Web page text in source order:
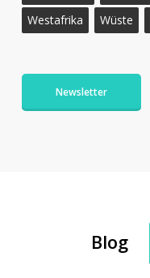
Westafrika
Wüste
Newsletter
Blog